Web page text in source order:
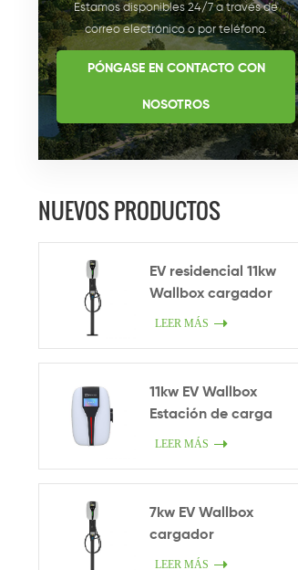
Estamos disponibles 24/7 a través de
correo electrónico o por teléfono.
PÓNGASE EN CONTACTO CON
NOSOTROS
NUEVOS PRODUCTOS
EV residencial 11kw
Wallbox cargador
LEER MÁS
11kw EV Wallbox
Estación de carga
LEER MÁS
7kw EV Wallbox
cargador
LEER MÁS